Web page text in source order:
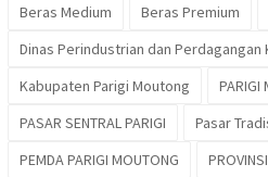
Beras Medium Beras Premium
Dinas Perindustrian dan
Kabupaten Parigi Moutong
PARIGI
PASAR SENTRAL PARIGI
Pasar
PEMDA PARIGI MOUTONG